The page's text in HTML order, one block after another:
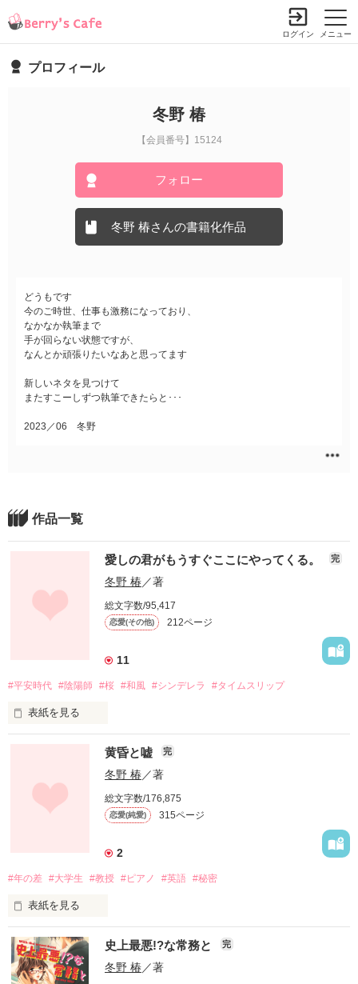
メニュー
ログイン
プロフィール
冬野 椿
【会員番号】15124
フォロー
冬野 椿さんの書籍化作品
どうもです
今のご時世、仕事も激務になっており、
なかなか執筆まで
手が回らない状態ですが、
なんとか頑張りたいなあと思ってます
新しいネタを見つけて
またすこーしずつ執筆できたらと･･･
2023／06 冬野
作品一覧
愛しの君がもうすぐここにやってくる。 完
冬野 椿／著
総文字数/95,417
恋愛(その他) 212ページ
11
#平安時代 #陰陽師 #桜 #和風 #シンデレラ #タイムスリップ
表紙を見る
女子高生の藤原紫乃
ちょっと寄り道するつもりが
わけがわからず困惑する彼女の前に現れたのは
ちょっと嫌味で無表情、
おまけに何を考えているのかわからない、
黄昏と嘘 完
冬野 椿／著
総文字数/176,875
恋愛(純愛) 315ページ
2
#年の差 #大学生 #教授 #ピアノ #英語 #秘密
表紙を見る
どうして先生なんだろう
史上最悪!?な常務と 完
冬野 椿／著